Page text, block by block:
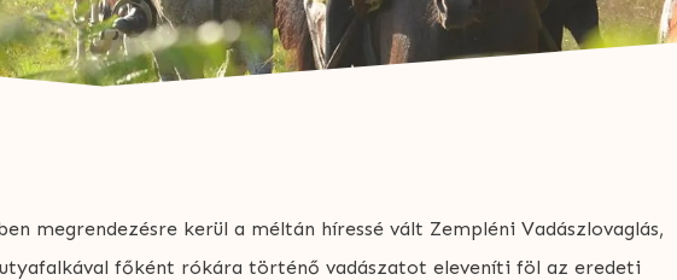
megrendezésre kerül a méltán híressé vált Zempléni Vadászlovaglás,
főként rókára történő vadászatot eleveníti föl az eredeti